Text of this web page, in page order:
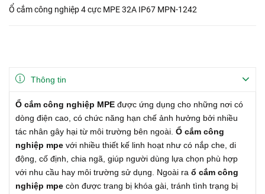
Ổ cắm công nghiệp 4 cực MPE 32A IP67 MPN-1242
Thông tin
Ổ cắm công nghiệp MPE được ứng dụng cho những nơi có
dòng điện cao, có chức năng hạn chế ảnh hưởng bởi nhiều
tác nhân gây hại từ môi trường bên ngoài. Ổ cắm công
nghiệp mpe với nhiều thiết kế linh hoạt như có nắp che, di
động, cố định, chia ngã, giúp người dùng lựa chọn phù hợp
với nhu cầu hay môi trường sử dụng. Ngoài ra ổ cắm công
nghiệp mpe còn được trang bị khóa gài, tránh tình trạng bị